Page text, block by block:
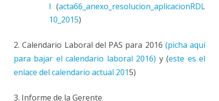
I (acta66_anexo_resolucion_aplicacionRDL
10_2015)
2. Calendario Laboral del PAS para 2016 (picha aquí
para bajar el calendario laboral 2016) y (este es el
enlace del calendario actual 2015)
3. Informe de la Gerente